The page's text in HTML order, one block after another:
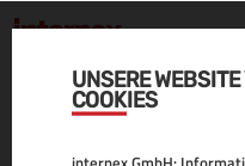
UNSERE
COOKIES
.GOLD